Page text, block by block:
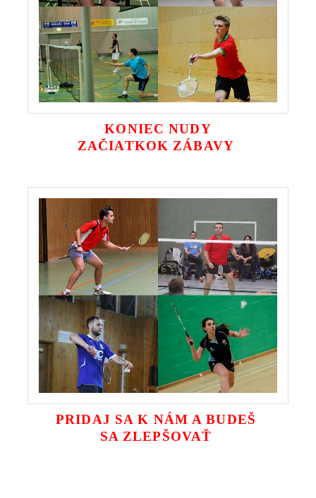
KONIEC NUDY
ZAČIATKOK ZÁBAVY
PRIDAJ SA K NÁM A BUDEŠ
SA ZLEPŠOVAŤ